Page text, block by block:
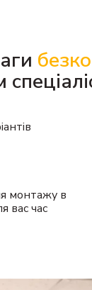
монтажу в
вас час